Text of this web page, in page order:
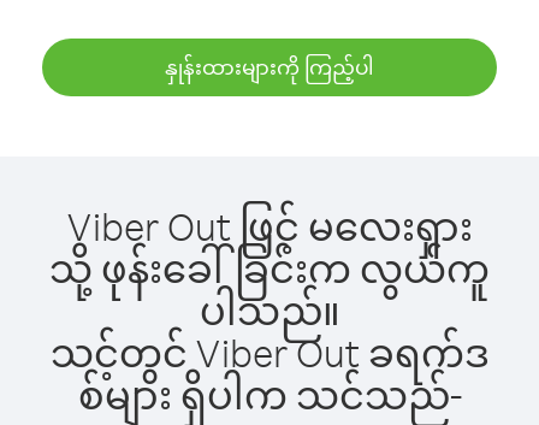
နှုန်းထားများကို ကြည့်ပါ
Viber Out ဖြင့် မလေးရှား
သို့ ဖုန်းခေါ်ခြင်းက လွယ်ကူ
ပါသည်။
သင့်တွင် Viber Out ခရက်ဒ
စ်များ ရှိပါက သင်သည်-